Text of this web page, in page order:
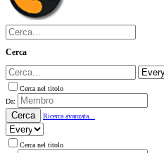
Cerca
Cerca nel titolo
Da:
Cerca Ricerca avanzata...
Cerca nel titolo